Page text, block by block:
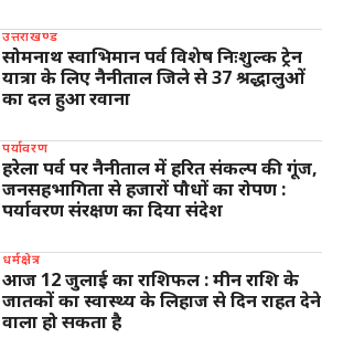
उत्तराखण्ड
सोमनाथ स्वाभिमान पर्व विशेष निःशुल्क ट्रेन
यात्रा के लिए नैनीताल जिले से 37 श्रद्धालुओं
का दल हुआ रवाना
पर्यावरण
हरेला पर्व पर नैनीताल में हरित संकल्प की गूंज,
जनसहभागिता से हजारों पौधों का रोपण :
पर्यावरण संरक्षण का दिया संदेश
धर्मक्षेत्र
आज 12 जुलाई का राशिफल : मीन राशि के
जातकों का स्वास्थ्य के लिहाज से दिन राहत देने
वाला हो सकता है